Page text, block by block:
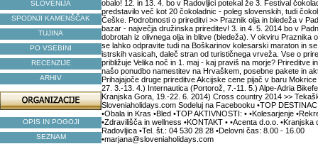
SLOVENIJA
SPODNJI KAMENŠČAK
TUJINA
PO VSEBINI
RECENZIJE
ARHIV
OPIS IN POGOJI
SEZNAM
obalo! 12. in 13. 4. bo v Radovljici potekal že 3. Festival
predstavilo več kot 20 čokoladnic - poleg slovenskih, tudi
Češke. Podrobnosti o prireditvi >> Praznik olja in bledeža v
bazar - največja družinska prireditev! 3. in 4. 5. 2014 bo v
dobrotah iz olivnega olja in blitve (bledeža). V okviru Praznika
se lahko odpravite tudi na Boškarinov kolesarski maraton in
istrskih vasicah, daleč stran od turističnega vrveža. Vse o
približuje Velika noč in 1. maj - kaj praviš na morje? Prireditve
našo ponudbo namestitev na Hrvaškem, posebne pakete in
Prihajajoče druge prireditve Akcijske cene pijač v baru
27. 3.-13. 4.) Internautica (Portorož, 7.-11. 5.) Alpe-Adria
Kranjska Gora, 19.-22. 6. 2014) Cross country 2014 >>
Sloveniaholidays.com Sodeluj na Facebooku •TOP
•Obala in Kras •Bled •TOP AKTIVNOSTI: • •Kolesarjenje
•Zdravilišča in wellness •KONTAKT • •Acenta d.o.o. •Kranjska
Radovljica •Tel. št.: 04 530 28 28 •Delovni čas: 8.00 - 16.00
•marjana@sloveniaholidays.com